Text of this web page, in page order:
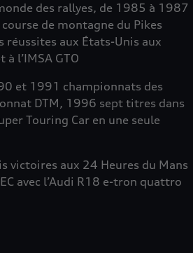
des rallyes, de 1985 à 1987
de montagne du Pikes
réussites aux États-Unis aux
l’IMSA GTO
et 1991 championnats des
DTM, 1996 sept titres dans
Touring Car en une seule
victoires aux 24 Heures du Mans
avec l’Audi R18 e-tron quattro